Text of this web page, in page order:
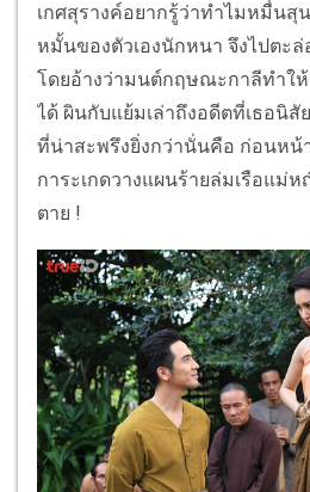
เกศสุรางค์อยากรู้ว่าทำไมหมื่นสุ
หมั้นของตัวเองนักหนา จึงไปตะ
โดยอ้างว่ามนต์กฤษณะกาลีทำให้
ได้ ผินกับแย้มเล่าถึงอดีตที่เธอนิสั
ที่น่าสะพรึงยิ่งกว่านั่นคือ ก่อนห
การะเกดวางแผนร้ายล่มเรือแม่
ตาย !